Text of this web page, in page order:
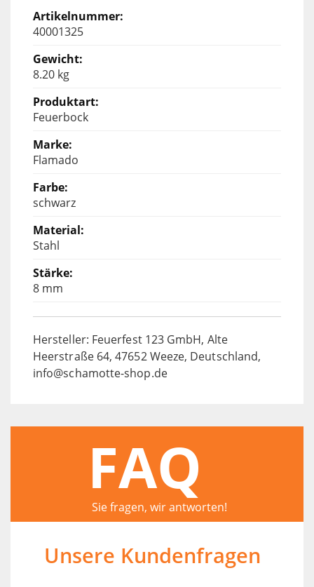
40001325
8.20 kg
Feuerbock
Flamado
schwarz
Stahl
8 mm
Hersteller: Feuerfest 123 GmbH, Alte
Heerstraße 64, 47652 Weeze, Deutschland,
info@schamotte-shop.de
FAQ
Sie fragen, wir antworten!
Unsere Kundenfragen